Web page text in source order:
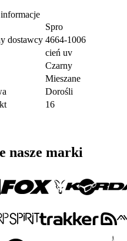
Spro
dostawcy 4664-1006
cień uv
Czarny
Mieszane
Dorośli
16
nasze marki